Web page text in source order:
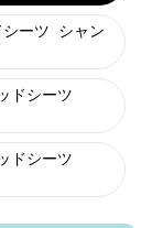
ーツ
シャン
ドシーツ
ドシーツ